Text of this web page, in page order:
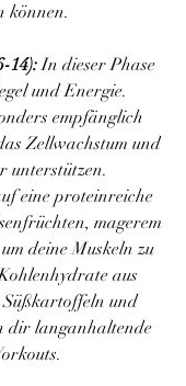
können.
14): In dieser Phase
und Energie.
empfänglich
Zellwachstum und
unterstützen.
eine proteinreiche
magerem
deine Muskeln zu
aus
und
dir langanhaltende